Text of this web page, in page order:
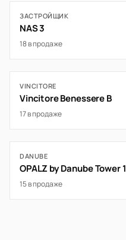
ЗАСТРОЙЩИК
NAS 3
18 в продаже
VINCITORE
Vincitore Benessere B
17 в продаже
DANUBE
OPALZ by Danube Tower 1
15 в продаже